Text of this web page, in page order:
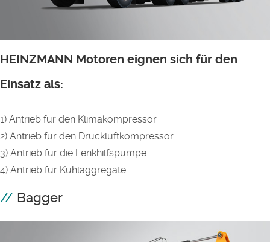
HEINZMANN Motoren eignen sich für den
Einsatz als:
1) Antrieb für den Klimakompressor
2) Antrieb für den Druckluftkompressor
3) Antrieb für die Lenkhilfspumpe
4) Antrieb für Kühlaggregate
Bagger